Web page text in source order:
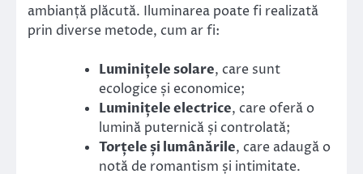
ambianță plăcută. Iluminarea poate fi realizată
prin diverse metode, cum ar fi:
Luminițele solare, care sunt
ecologice și economice;
Luminițele electrice, care oferă o
lumină puternică și controlată;
Torțele și lumânările, care adaugă o
notă de romantism și intimitate.